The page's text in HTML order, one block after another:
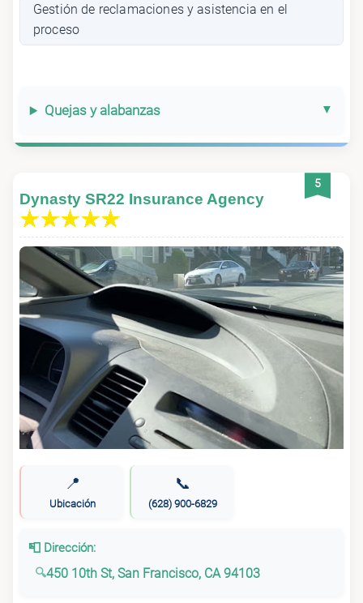
Gestión de reclamaciones y asistencia en el
proceso
Quejas y alabanzas
5
Dynasty SR22 Insurance Agency
📍
Ubicación
📞
(628) 900-6829
📮 Dirección:
450 10th St, San Francisco, CA 94103